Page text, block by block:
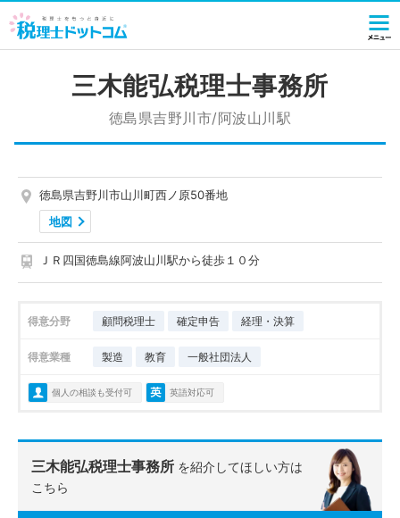
三木能弘税理士事務所
徳島県吉野川市/阿波山川駅
徳島県吉野川市山川町西ノ原50番地
地図
ＪＲ四国徳島線阿波山川駅から徒歩１０分
得意分野 顧問税理士 確定申告 経理・決算
得意業種 製造 教育 一般社団法人
個人の相談も受付可 英語対応可
三木能弘税理士事務所 を紹介してほしい方は
こちら